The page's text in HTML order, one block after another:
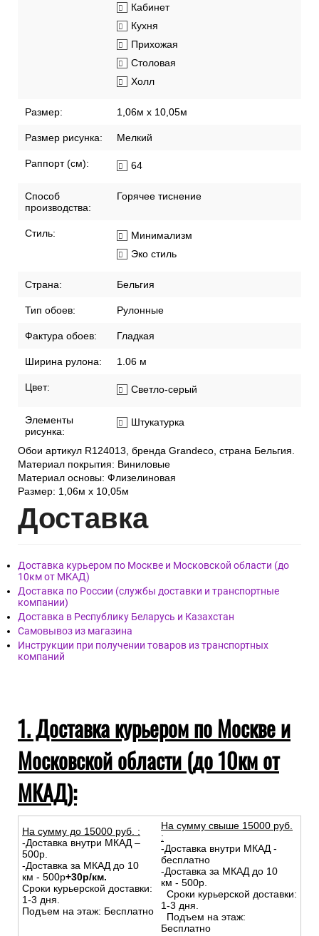
Кабинет
Кухня
Прихожая
Столовая
Холл
Размер: 1,06м х 10,05м
Размер рисунка: Мелкий
Раппорт (см): 64
Способ
производства:
Горячее тиснение
Стиль:
Минимализм
Эко стиль
Страна: Бельгия
Тип обоев: Рулонные
Фактура обоев: Гладкая
Ширина рулона: 1.06 м
Цвет: Светло-серый
Элементы
рисунка:
Штукатурка
Обои артикул R124013, бренда Grandeco, страна Бельгия.
Материал покрытия: Виниловые
Материал основы: Флизелиновая
Размер: 1,06м х 10,05м
Доставка
Доставка курьером по Москве и Московской области (до
10км от МКАД)
Доставка по России (службы доставки и транспортные
компании)
Доставка в Республику Беларусь и Казахстан
Самовывоз из магазина
Инструкции при получении товаров из транспортных
компаний
1. Доставка курьером по Москве и
Московской области (до 10км от
МКАД):
На сумму до 15000 руб. :
-Доставка внутри МКАД –
500р.
-Доставка за МКАД до 10
км - 500р+30р/км.
Сроки курьерской доставки:
1-3 дня.
Подъем на этаж: Бесплатно
На сумму свыше 15000 руб.
:
-Доставка внутри МКАД -
бесплатно
-Доставка за МКАД до 10
км - 500р.
Сроки курьерской доставки:
1-3 дня.
Подъем на этаж:
Бесплатно